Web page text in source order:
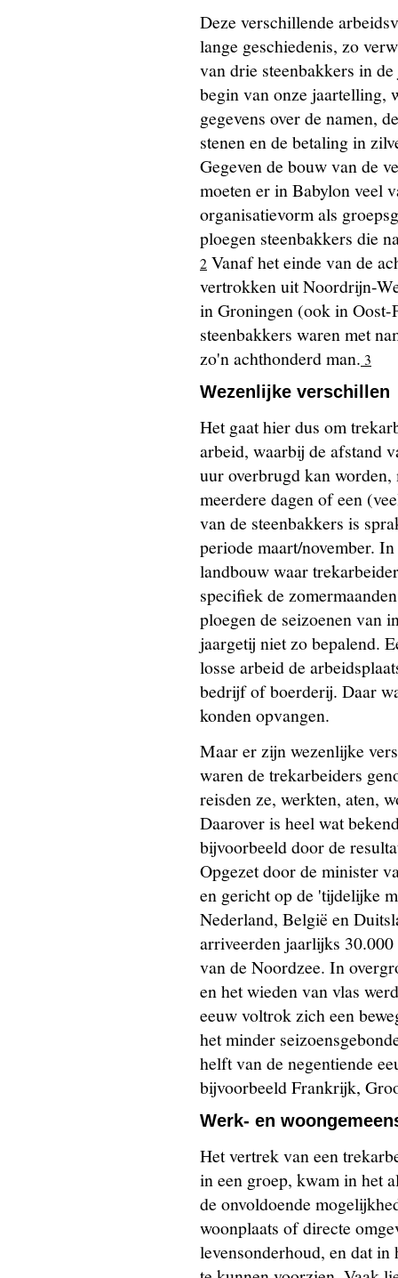
Deze verschillende
lange geschiedenis, zo
van drie steenbakkers in
begin van onze jaartelling,
gegevens over de namen,
stenen en de betaling in
Gegeven de bouw van de
moeten er in Babylon veel
organisatievorm als
ploegen steenbakkers die
2 Vanaf het einde van de
vertrokken uit Noordrijn-
in Groningen (ook in
steenbakkers waren met
zo'n achthonderd man. 3
Wezenlijke verschillen
Het gaat hier dus om
arbeid, waarbij de afstand
uur overbrugd kan
meerdere dagen of een
van de steenbakkers is
periode maart/november.
landbouw waar
specifiek de
ploegen de seizoenen van
jaargetij niet zo bepalend.
losse arbeid de
bedrijf of boerderij. Daar
konden opvangen.
Maar er zijn wezenlijke
waren de trekarbeiders
reisden ze, werkten, aten,
Daarover is heel wat
bijvoorbeeld door de
Opgezet door de minister
en gericht op de 'tijdelijke
Nederland, België en
arriveerden jaarlijks
van de Noordzee. In
en het wieden van vlas
eeuw voltrok zich een
het minder
helft van de negentiende
bijvoorbeeld Frankrijk,
Werk- en
Het vertrek van een
in een groep, kwam in het
de onvoldoende
woonplaats of directe
levensonderhoud, en dat in